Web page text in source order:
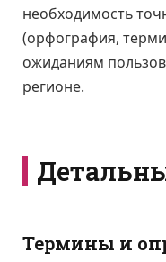
необходимость
(орфография,
ожиданиям
регионе.
Термины и